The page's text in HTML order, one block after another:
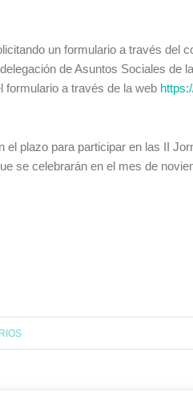
un formulario a través del
de Asuntos Sociales de
formulario a través de la web
plazo para participar en las II
se celebrarán en el mes de